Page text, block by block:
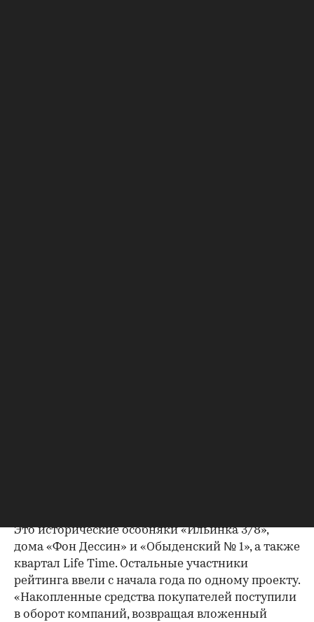
Это исторические особняки «Ильинка 3/8»,
дома «Фон Дессин» и «Обыденский № 1», а также
квартал Life Time. Остальные участники
рейтинга ввели с начала года по одному проекту.
«Накопленные средства покупателей поступили
в оборот компаний, возвращая вложенный